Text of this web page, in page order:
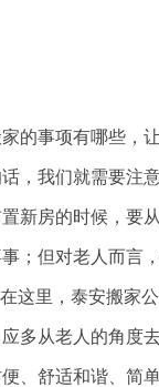
的事项有哪些，
，我们就需要注
新房的时候，要
；但对老人而言
这里，泰安搬家
多从老人的角度
、舒适和谐、简